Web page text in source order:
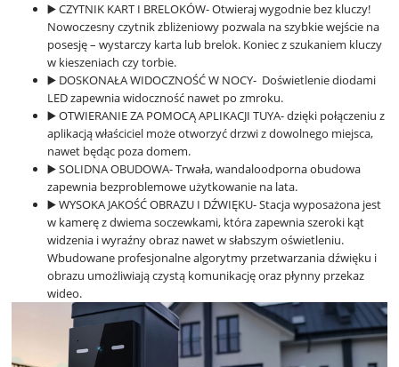
▶️ CZYTNIK KART I BRELOKÓW- Otwieraj wygodnie bez kluczy!
Nowoczesny czytnik zbliżeniowy pozwala na szybkie wejście na
posesję – wystarczy karta lub brelok. Koniec z szukaniem kluczy
w kieszeniach czy torbie.
▶️ DOSKONAŁA WIDOCZNOŚĆ W NOCY- Doświetlenie diodami
LED zapewnia widoczność nawet po zmroku.
▶️ OTWIERANIE ZA POMOCĄ APLIKACJI TUYA- dzięki połączeniu z
aplikacją właściciel może otworzyć drzwi z dowolnego miejsca,
nawet będąc poza domem.
▶️ SOLIDNA OBUDOWA- Trwała, wandaloodporna obudowa
zapewnia bezproblemowe użytkowanie na lata.
▶️ WYSOKA JAKOŚĆ OBRAZU I DŹWIĘKU- Stacja wyposażona jest
w kamerę z dwiema soczewkami, która zapewnia szeroki kąt
widzenia i wyraźny obraz nawet w słabszym oświetleniu.
Wbudowane profesjonalne algorytmy przetwarzania dźwięku i
obrazu umożliwiają czystą komunikację oraz płynny przekaz
wideo.